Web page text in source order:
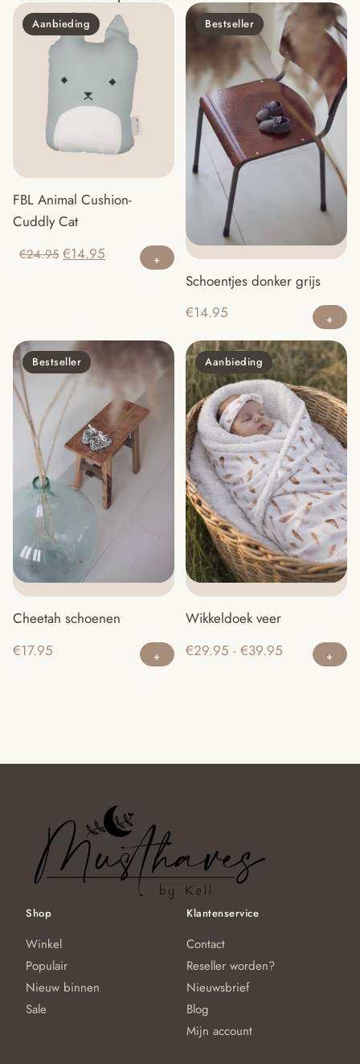
Aanbieding
FBL Animal Cushion-
Cuddly Cat
€24.95 Oorspronkelijke
€14.95 Huidige
Bestseller
Schoentjes donker grijs
€14.95
Bestseller
Cheetah schoenen
€17.95
Dit
op
de
productpagina
Aanbieding
Wikkeldoek veer
€29.95 - €39.95 Prijsklasse:
€29.95
Shop
Winkel
Populair
Nieuw binnen
Sale
Klantenservice
Contact
Reseller worden?
Nieuwsbrief
Blog
Mijn account